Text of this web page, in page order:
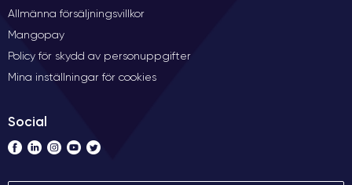
Allmänna försäljningsvillkor
Mangopay
Policy för skydd av personuppgifter
Mina inställningar för cookies
Social